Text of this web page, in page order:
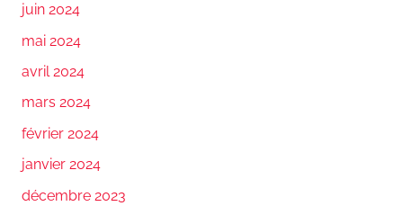
juin 2024
mai 2024
avril 2024
mars 2024
février 2024
janvier 2024
décembre 2023